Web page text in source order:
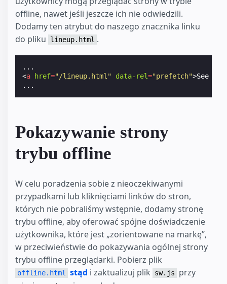
offline, nawet jeśli jeszcze ich nie odwiedzili.
Dodamy ten atrybut do naszego znacznika linku
do pliku
lineup.html .
<a href="/lineup.html" data-rel="prefetch">See
Pokazywanie strony
trybu offline
W celu poradzenia sobie z nieoczekiwanymi
przypadkami lub kliknięciami linków do stron,
których nie pobraliśmy wstępnie, dodamy stronę
trybu offline, aby oferować spójne doświadczenie
użytkownika, które jest „zorientowane na markę”,
w przeciwieństwie do pokazywania ogólnej strony
trybu offline przeglądarki. Pobierz plik
offline.html stąd i zaktualizuj plik sw.js
przy